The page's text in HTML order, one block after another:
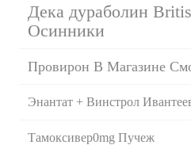
Дека дураболин
Осинники
Провирон В Магазине
Энантат + Винстрол
Тамоксивер0mg Пучеж